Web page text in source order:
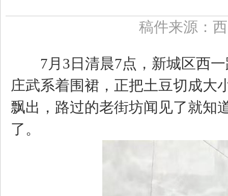
稿件来源：
7月3日清晨7点，新城区西一
庄武系着围裙，正把土豆切成大
飘出，路过的老街坊闻见了就
了。